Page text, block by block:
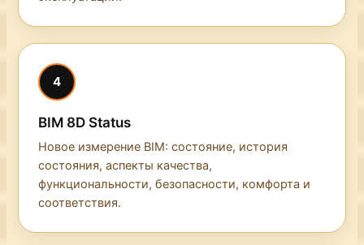
4
BIM 8D Status
Новое измерение BIM: состояние, история
состояния, аспекты качества,
функциональности, безопасности, комфорта и
соответствия.